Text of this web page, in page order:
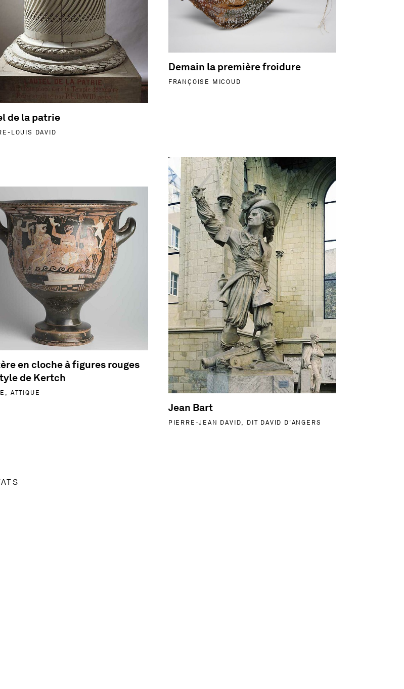
de la patrie
LOUIS DAVID
Demain la première froidure
FRANÇOISE MICOUD
en cloche à figures rouges
de Kertch
ATTIQUE
plus sur Cratère en cloche à figures rouges du style de Kertch - Grèce, Attique
Jean Bart
PIERRE-JEAN DAVID, DIT DAVID D'ANGERS
En savoir plus sur Jean Bart - Pierre-Jean David, dit David